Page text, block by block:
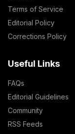
Terms of Service
Editorial Policy
Corrections Policy
Useful Links
FAQs
Editorial Guidelines
Community
RSS Feeds